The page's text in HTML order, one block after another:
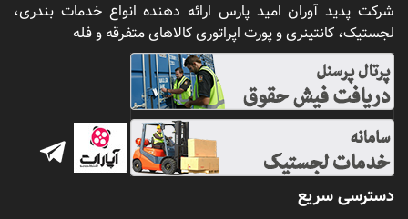
شرکت پدید آوران امید پارس ارائه دهنده انواع خدمات بندری،
لجستیک، کانتینری و پورت اپراتوری کالاهای متفرقه و فله
دسترسی سریع